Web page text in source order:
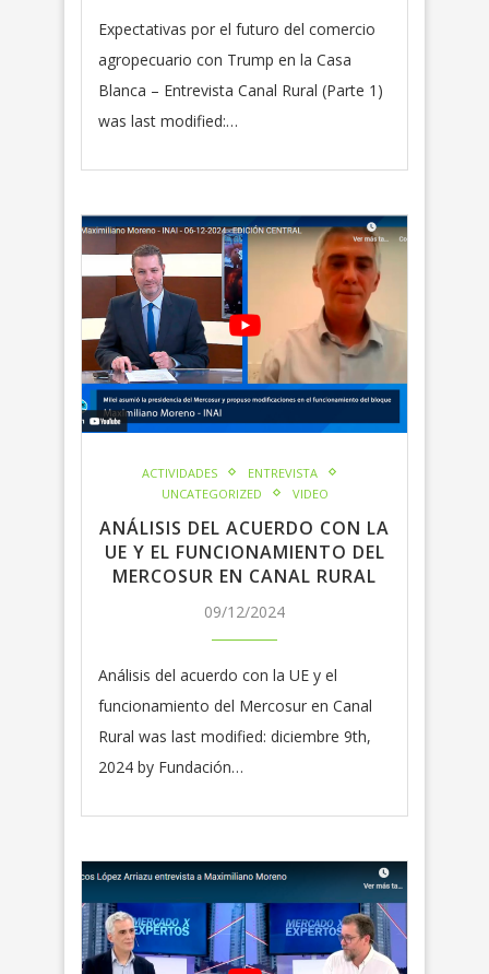
Expectativas por el futuro del comercio
agropecuario con Trump en la Casa
Blanca – Entrevista Canal Rural (Parte 1)
was last modified:…
ACTIVIDADES
ENTREVISTA
UNCATEGORIZED
VIDEO
ANÁLISIS DEL ACUERDO CON LA
UE Y EL FUNCIONAMIENTO DEL
MERCOSUR EN CANAL RURAL
09/12/2024
Análisis del acuerdo con la UE y el
funcionamiento del Mercosur en Canal
Rural was last modified: diciembre 9th,
2024 by Fundación…